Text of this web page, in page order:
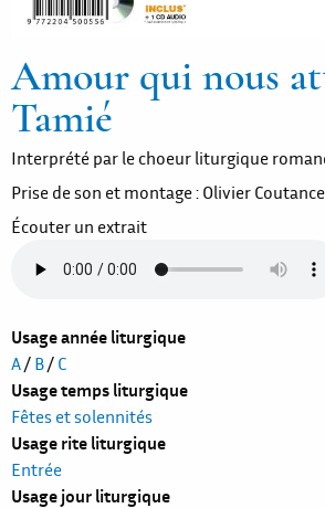
Amour qui nous
Tamié
Interprété par le choeur liturgique
Prise de son et montage : Olivier Coutance
Écouter un extrait
Usage année liturgique
A/ B/ C
Usage temps liturgique
Fêtes et solennités
Usage rite liturgique
Entrée
Usage jour liturgique